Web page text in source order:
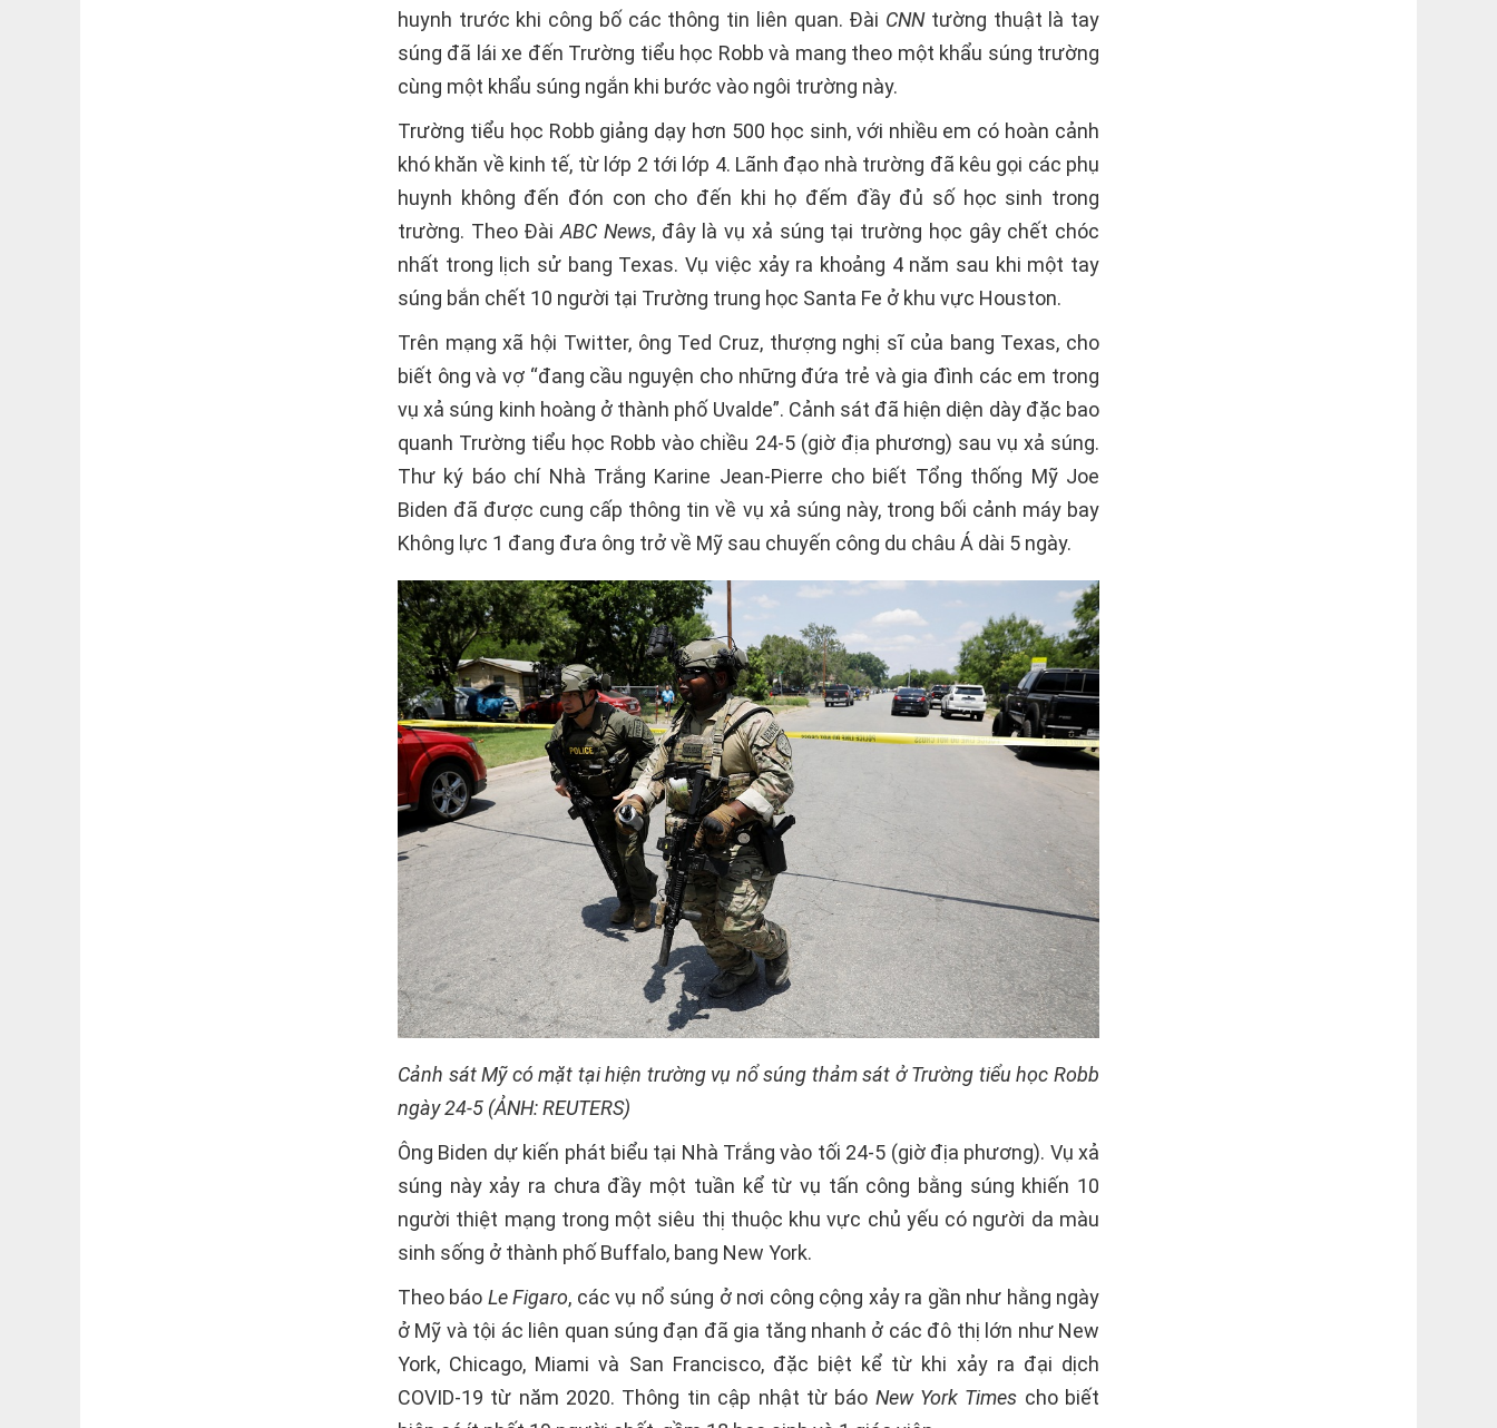
huynh trước khi công bố các thông tin liên quan. Đài CNN tường thuật là tay
súng đã lái xe đến Trường tiểu học Robb và mang theo một khẩu súng trường
cùng một khẩu súng ngắn khi bước vào ngôi trường này.
Trường tiểu học Robb giảng dạy hơn 500 học sinh, với nhiều em có hoàn cảnh
khó khăn về kinh tế, từ lớp 2 tới lớp 4. Lãnh đạo nhà trường đã kêu gọi các phụ
huynh không đến đón con cho đến khi họ đếm đầy đủ số học sinh trong
trường. Theo ĐàiABC News, đây là vụ xả súng tại trường học gây chết chóc
nhất trong lịch sử bang Texas. Vụ việc xảy ra khoảng 4 năm sau khi một tay
súng bắn chết 10 người tại Trường trung học Santa Fe ở khu vực Houston.
Trên mạng xã hội Twitter, ông Ted Cruz, thượng nghị sĩ của bang Texas, cho
biết ông và vợ “đang cầu nguyện cho những đứa trẻ và gia đình các em trong
vụ xả súng kinh hoàng ở thành phố Uvalde”. Cảnh sát đã hiện diện dày đặc bao
quanh Trường tiểu học Robb vào chiều 24-5 (giờ địa phương) sau vụ xả súng.
Thư ký báo chí Nhà Trắng Karine Jean-Pierre cho biết Tổng thống Mỹ Joe
Biden đã được cung cấp thông tin về vụ xả súng này, trong bối cảnh máy bay
Không lực 1 đang đưa ông trở về Mỹ sau chuyến công du châu Á dài 5 ngày.
Cảnh sát Mỹ có mặt tại hiện trường vụ nổ súng thảm sát ở Trường tiểu học Robb
ngày 24-5 (ẢNH: REUTERS)
Ông Biden dự kiến phát biểu tại Nhà Trắng vào tối 24-5 (giờ địa phương). Vụ xả
súng này xảy ra chưa đầy một tuần kể từ vụ tấn công bằng súng khiến 10
người thiệt mạng trong một siêu thị thuộc khu vực chủ yếu có người da màu
sinh sống ở thành phố Buffalo, bang New York.
Theo báo Le Figaro, các vụ nổ súng ở nơi công cộng xảy ra gần như hằng ngày
ở Mỹ và tội ác liên quan súng đạn đã gia tăng nhanh ở các đô thị lớn như New
York, Chicago, Miami và San Francisco, đặc biệt kể từ khi xảy ra đại dịch
COVID-19 từ năm 2020. Thông tin cập nhật từ báo New York Times cho biết